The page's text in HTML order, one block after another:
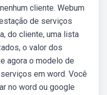
cliente. Webum
de serviços
do cliente, uma lista
o valor dos
agora o modelo de
em word. Você
no word ou google